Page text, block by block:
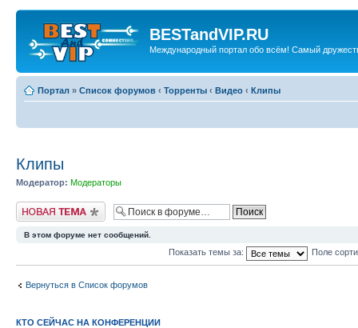
BESTandVIP.RU
Международный портал обо всём! Самый
Портал » Список форумов ‹ Торренты ‹ Видео ‹ Клипы
Клипы
Модератор: Модераторы
Новая тема
В этом форуме нет сообщений.
Показать темы за: Поле
Вернуться в Список форумов
КТО СЕЙЧАС НА КОНФЕРЕНЦИИ